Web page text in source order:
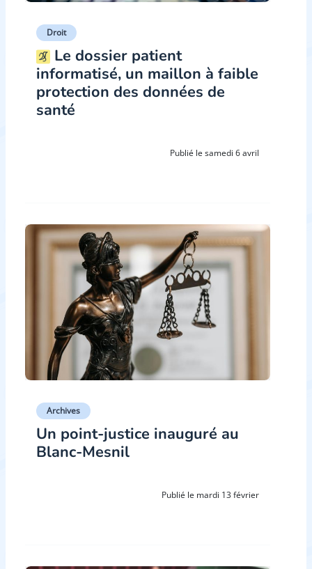
Droit
Le dossier patient
informatisé, un maillon à faible
protection des données de
santé
Publié le samedi 6 avril
Archives
Un point-justice inauguré au
Blanc-Mesnil
Publié le mardi 13 février